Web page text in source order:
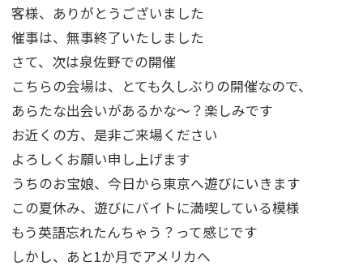
客様、ありがとうございました
催事は、無事終了いたしました
さて、次は泉佐野での開催
こちらの会場は、とても久しぶりの開催なので、
あらたな出会いがあるかな～？楽しみです
お近くの方、是非ご来場ください
よろしくお願い申し上げます
うちのお宝娘、今日から東京へ遊びにいきます
この夏休み、遊びにバイトに満喫している模様
もう英語忘れたんちゃう？って感じです
しかし、あと1か月でアメリカへ